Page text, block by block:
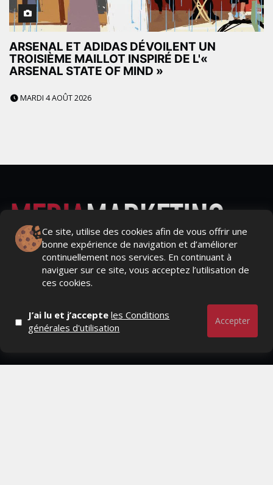
ARSENAL ET ADIDAS DÉVOILENT UN
TROISIÈME MAILLOT INSPIRÉ DE L'«
ARSENAL STATE OF MIND »
MARDI 4 AOÛT 2026
Ce site, utilise des cookies afin de vous offrir une
bonne expérience de navigation et d’améliorer
continuellement nos services. En continuant à
naviguer sur ce site, vous acceptez l’utilisation de
ces cookies.
J’ai lu et j’accepteles Conditions
générales d'utilisation
Accepter
Actualités Média, Actualités Com/Market/Ntic, Actualités
Distrib, Dossier, Interview, Stratégies, Communication,
Marques avenue, Relations presse, Créa, Baromètre,
People, Métier, Profil...
RESTER CONNECTÉ